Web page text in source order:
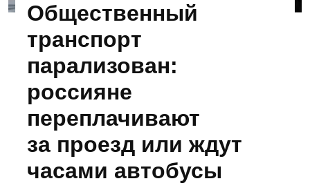
Общественный
транспорт
парализован:
россияне
переплачивают
за проезд или ждут
часами автобусы